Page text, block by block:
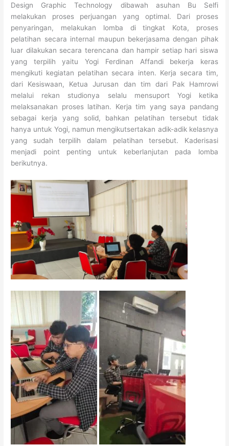
Design Graphic Technology dibawah asuhan Bu Selfi
melakukan proses perjuangan yang optimal. Dari proses
penyaringan, melakukan lomba di tingkat Kota, proses
pelatihan secara internal maupun bekerjasama dengan pihak
luar dilakukan secara terencana dan hampir setiap hari siswa
yang terpilih yaitu Yogi Ferdinan Affandi bekerja keras
mengikuti kegiatan pelatihan secara inten. Kerja secara tim,
dari Kesiswaan, Ketua Jurusan dan tim dari Pak Hamrowi
melalui rekan studionya selalu mensuport Yogi ketika
melaksanakan proses latihan. Kerja tim yang saya pandang
sebagai kerja yang solid, bahkan pelatihan tersebut tidak
hanya untuk Yogi, namun mengikutsertakan adik-adik kelasnya
yang sudah terpilih dalam pelatihan tersebut. Kaderisasi
menjadi point penting untuk keberlanjutan pada lomba
berikutnya.